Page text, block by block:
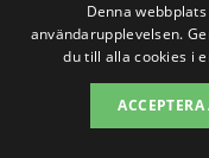
Få 3
förpliktelser
Denna
användarupplevelsen.
du till alla cookies i